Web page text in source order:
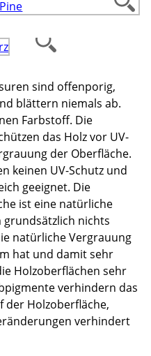
sind offenporig,
blättern niemals ab.
Farbstoff. Die
das Holz vor UV-
der Oberfläche.
keinen UV-Schutz und
geeignet. Die
ist eine natürliche
grundsätzlich nichts
natürliche Vergrauung
hat und damit sehr
Holzoberflächen sehr
verhindern das
der Holzoberfläche,
verhindert